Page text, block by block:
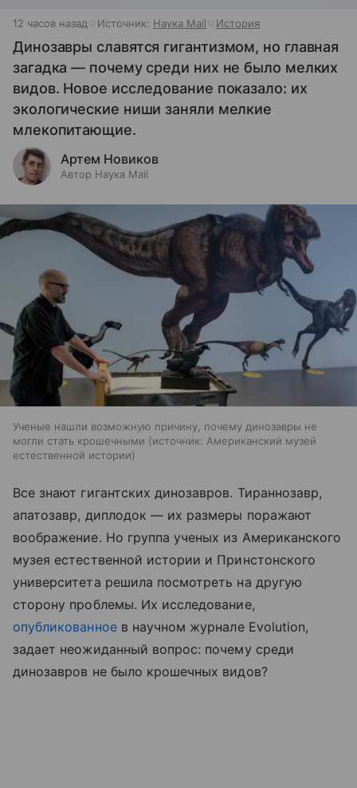
12 часов назад Источник: Наука Mail История
Динозавры славятся гигантизмом, но главная
загадка — почему среди них не было мелких
видов. Новое исследование показало: их
экологические ниши заняли мелкие
млекопитающие.
Артем Новиков
Автор Наука Mail
Ученые нашли возможную причину, почему динозавры не
могли стать крошечными
источник: Американский музей
естественной истории
Все знают гигантских динозавров. Тираннозавр,
апатозавр, диплодок — их размеры поражают
воображение. Но группа ученых из Американского
музея естественной истории и Принстонского
университета решила посмотреть на другую
сторону проблемы. Их исследование,
опубликованноев научном журнале Evolution,
задает неожиданный вопрос: почему среди
динозавров не было крошечных видов?